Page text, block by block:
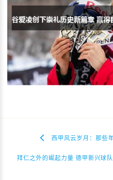
西甲风云岁月：那些
拜仁之外的崛起力量 德甲新兴球